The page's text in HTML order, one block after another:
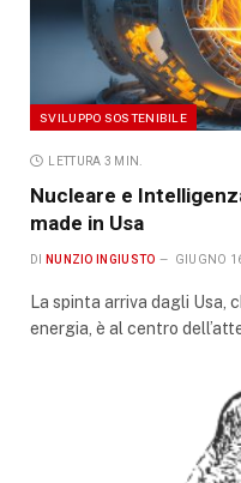
SVILUPPO SOSTENIBILE
LETTURA 3 MIN.
Nucleare e
made in Usa
DI NUNZIO INGIUSTO GIUGNO
La spinta arriva dagli Usa,
energia, è al centro